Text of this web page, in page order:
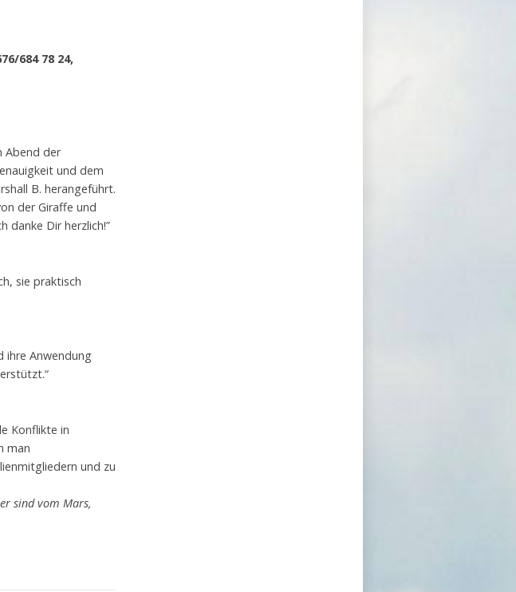
684 78 24,
Abend der
und dem
B. herangeführt.
der Giraffe und
danke Dir herzlich!”
sie praktisch
ihre Anwendung
Konflikte in
man
und zu
sind vom Mars,